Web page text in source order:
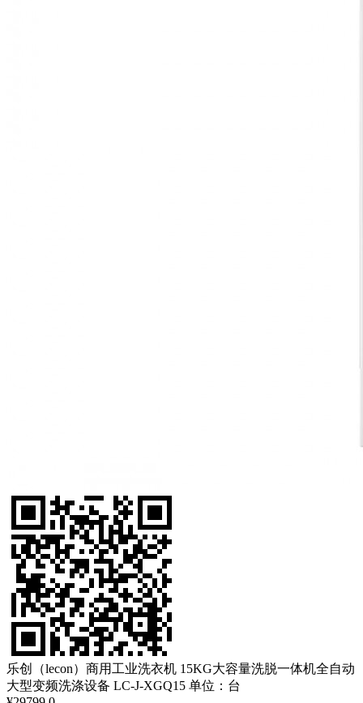
乐创（lecon）商用工业洗衣机 15KG大容量洗脱一体机全自动
大型变频洗涤设备 LC-J-XGQ15 单位：台